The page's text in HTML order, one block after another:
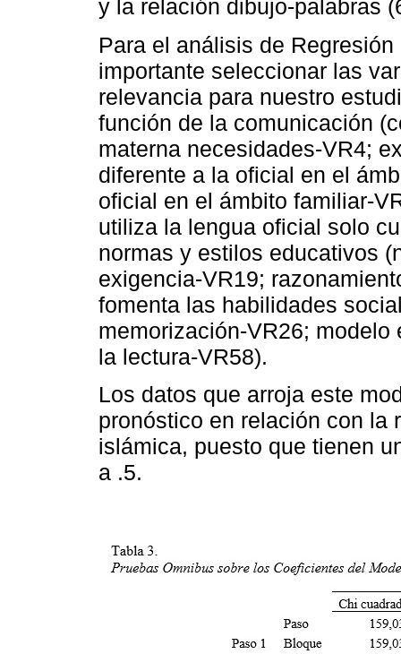
y la relación dibujo-palabras
Para el análisis de
importante seleccionar las
relevancia para nuestro
función de la comunicación
materna necesidades-VR4;
diferente a la oficial en el
oficial en el ámbito familiar-
utiliza la lengua oficial solo
normas y estilos educativos
exigencia-VR19;
fomenta las habilidades
memorización-VR26;
la lectura-VR58).
Los datos que arroja este
pronóstico en relación con la
islámica, puesto que tienen
a .5.